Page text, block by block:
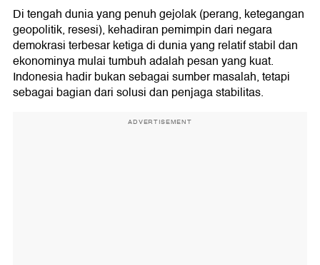
Di tengah dunia yang penuh gejolak (perang, ketegangan
geopolitik, resesi), kehadiran pemimpin dari negara
demokrasi terbesar ketiga di dunia yang relatif stabil dan
ekonominya mulai tumbuh adalah pesan yang kuat.
Indonesia hadir bukan sebagai sumber masalah, tetapi
sebagai bagian dari solusi dan penjaga stabilitas.
ADVERTISEMENT